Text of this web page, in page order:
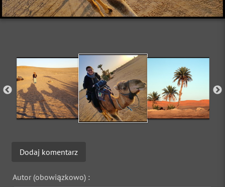
Dodaj komentarz
Autor (obowiązkowo) :